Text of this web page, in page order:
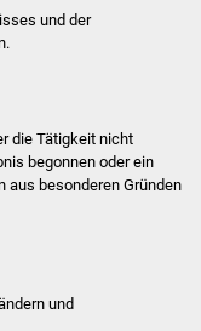
und Notfall
und der
die Tätigkeit nicht
begonnen oder ein
aus besonderen Gründen
und